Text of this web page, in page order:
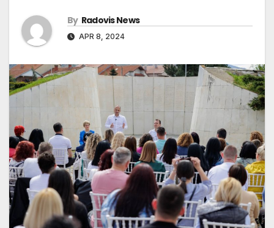
By Radovis News
APR 8, 2024